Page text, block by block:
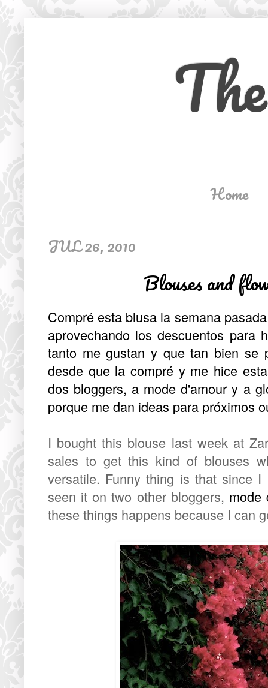
Home
JUL 26, 2010
Blouses and
Compré esta blusa la semana
aprovechando los descuentos para
tanto me gustan y que tan bien se
desde que la compré y me hice
dos bloggers, a mode d'amour y a
porque me dan ideas para próximos
I bought this blouse last week at
sales to get this kind of blouses
versatile. Funny thing is that since
seen it on two other bloggers, mode
these things happens because I can